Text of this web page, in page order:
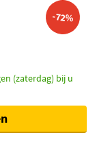
-72%
(zaterdag) bij u